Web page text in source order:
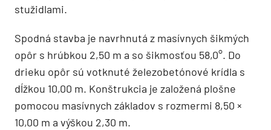
stužidlami.
Spodná stavba je navrhnutá z masívnych šikmých
opôr s hrúbkou 2,50 m a so šikmosťou 58,0°. Do
drieku opôr sú votknuté železobetónové krídla s
dĺžkou 10,00 m. Konštrukcia je založená plošne
pomocou masívnych základov s rozmermi 8,50 ×
10,00 m a výškou 2,30 m.